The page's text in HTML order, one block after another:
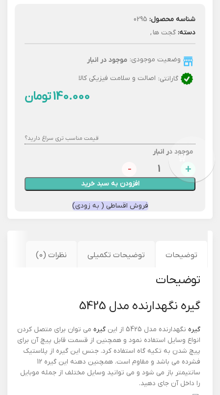
شناسه محصول: 0295
دسته: گجت ها ,
وضعیت موجودی: موجود در انبار
گارانتی: اصالت و سلامت فیزیکی کالا
تومان
قیمت مناسب تری سراغ دارید؟
موجود در انبار
افزودن به سبد خرید
فروش اقساطی ( به زودی)
توضیحات توضیحات تکمیلی نظرات (0)
توضیحات
گیره نگهدارنده مدل 5425
گیره نگهدارنده مدل 5425 از این گیره می توان برای متصل کردن
انواع وسایل استفاده نمود و همچنین از قسمت قابل پیچ آن برای
پیچ شدن به تکیه گاه استفاده کرد. جنس این گیره از پلاستیک
فشرده می باشد و مقاوم است. همچنین دهنه این گیره 12
سانتیمتر باز می شود و می توانید وسایل مختلف از جمله موبایل
را داخل آن جای دهید.